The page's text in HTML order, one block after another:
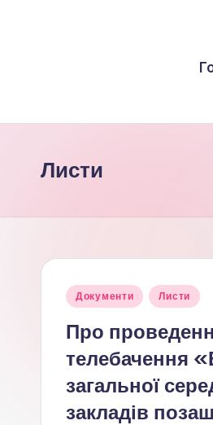
Листи
Опубліковано
Документи Листи
Про
телебачення
загальної
закладів